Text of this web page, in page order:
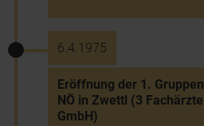
6.4.1975
Eröffnung der 1.
NÖ in Zwettl (3
GmbH)